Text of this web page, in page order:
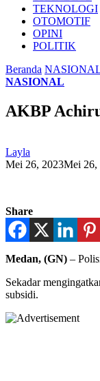
TEKNOLOGI
OTOMOTIF
OPINI
POLITIK
Beranda
NASIONAL
AKBP
Layla
Mei 26, 2023Mei 26,
Share
Medan, (GN) –
Sekadar
subsidi.